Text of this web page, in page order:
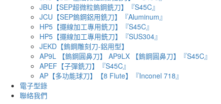
JBU【SEP超微粒鎢鋼銑刀】『S45C』
JCU【SEP鎢鋼鋁用銑刀】『Aluminum』
HP5【擺線加工專用銑刀】『S45C』
HP5【擺線加工專用銑刀】『SUS304』
JEKD【鎢鋼雕刻刀-鋁用型】
AP9L 【鎢鋼圓鼻刀】 AP9LX 【鎢鋼圓鼻刀】『S45C』
APEF【子彈銑刀】『S45C』
AP【多功能球刀】【8 Flute】『Inconel 718』
電子型錄
聯絡我們